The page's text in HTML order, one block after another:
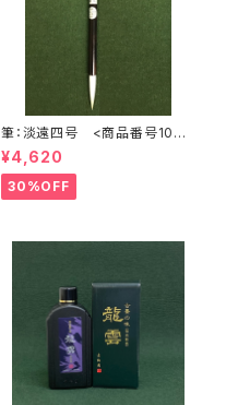
筆：淡遠四号 <商品番号1001
>
¥4,620
30%OFF